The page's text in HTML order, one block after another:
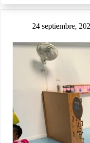
24 septiembre,